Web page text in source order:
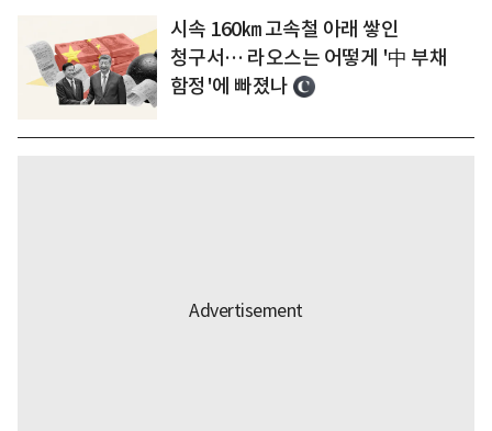
시속 160㎞ 고속철 아래 쌓인
청구서… 라오스는 어떻게 '中 부채
함정'에 빠졌나